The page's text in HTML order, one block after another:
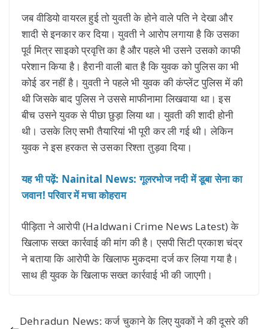
जब वीडियो वायरल हुई तो युवती के होने वाले पति ने देखा और
शादी से इनकार कर दिया। युवती ने आरोप लगाया है कि उसका
पूर्व मित्र साइको प्रवृत्ति का है और पहले भी उसने उसको काफी
परेशान किया है। हैरानी वाली बात है कि युवक को पुलिस का भी
कोई डर नहीं है। युवती ने पहले भी युवक की कंप्लेंट पुलिस में की
थी जिसके बाद पुलिस ने उससे माफीनामा लिखवाया था। इस
बीच उसने युवक से पीछा छुड़ा लिया था। युवती की शादी होनी
थी। उसके लिए सभी तैयारियां भी पूरी कर ली गई थी। लेकिन
युवक ने इस हरकत से उसका रिश्ता तुड़वा दिया।
यह भी पढ़ें: Nainital News: गूलरभोज नदी में डूबा सेना का
जवान! परिवार में मचा कोहराम
पीड़िता ने आरोपी (Haldwani Crime News Latest) के
खिलाफ सख्त कार्रवाई की मांग की है। एसपी सिटी प्रकाश चंद्र
ने बताया कि आरोपी के खिलाफ मुकदमा दर्ज कर लिया गया है।
साथ ही युवक के खिलाफ सख्त कार्रवाई भी की जाएगी।
Dehradun News: कर्ज चुकाने के लिए युवकों ने की दूसरे की